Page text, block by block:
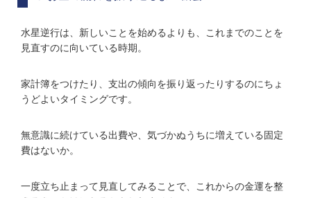
水星逆行は、新しいことを始めるよりも、これまでのことを
見直すのに向いている時期。
家計簿をつけたり、支出の傾向を振り返ったりするのにちょ
うどよいタイミングです。
無意識に続けている出費や、気づかぬうちに増えている固定
費はないか。
一度立ち止まって見直してみることで、これからの金運を整